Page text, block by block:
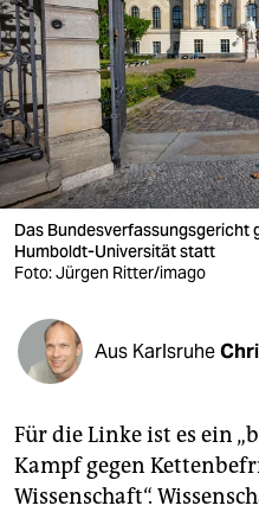
wahrheit
verlag
verlag
veranstaltungen
shop
fragen & hilfe
unterstützen
abo
epaper login
Das Bundesverfassungsgericht
Humboldt-Universität statt
Foto: Jürgen Ritter/imago
Aus Karlsruhe
Für die Linke ist es ein
Kampf gegen
Wissenschaft“.